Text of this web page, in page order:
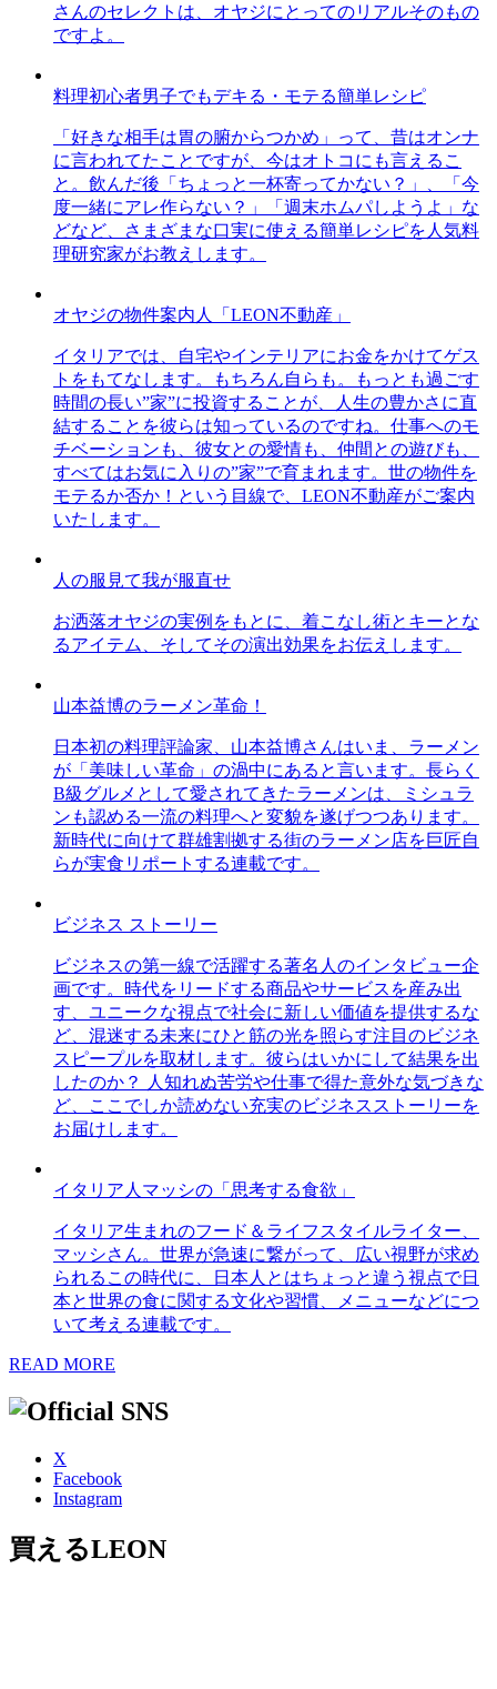
さんのセレクトは、オヤジにとってのリアルそのもの
ですよ。
料理初心者男子でもデキる・モテる簡単レシピ
「好きな相手は胃の腑からつかめ」って、昔はオンナ
に言われてたことですが、今はオトコにも言えるこ
と。飲んだ後「ちょっと一杯寄ってかない？」、「今
度一緒にアレ作らない？」「週末ホムパしようよ」な
どなど、さまざまな口実に使える簡単レシピを人気料
理研究家がお教えします。
オヤジの物件案内人「LEON不動産」
イタリアでは、自宅やインテリアにお金をかけてゲス
トをもてなします。もちろん自らも。もっとも過ごす
時間の長い”家”に投資することが、人生の豊かさに直
結することを彼らは知っているのですね。仕事へのモ
チベーションも、彼女との愛情も、仲間との遊びも、
すべてはお気に入りの”家”で育まれます。世の物件を
モテるか否か！という目線で、LEON不動産がご案内
いたします。
人の服見て我が服直せ
お洒落オヤジの実例をもとに、着こなし術とキーとな
るアイテム、そしてその演出効果をお伝えします。
山本益博のラーメン革命！
日本初の料理評論家、山本益博さんはいま、ラーメン
が「美味しい革命」の渦中にあると言います。長らく
B級グルメとして愛されてきたラーメンは、ミシュラ
ンも認める一流の料理へと変貌を遂げつつあります。
新時代に向けて群雄割拠する街のラーメン店を巨匠自
らが実食リポートする連載です。
ビジネス ストーリー
ビジネスの第一線で活躍する著名人のインタビュー企
画です。時代をリードする商品やサービスを産み出
す、ユニークな視点で社会に新しい価値を提供するな
ど、混迷する未来にひと筋の光を照らす注目のビジネ
スピープルを取材します。彼らはいかにして結果を出
したのか？ 人知れぬ苦労や仕事で得た意外な気づきな
ど、ここでしか読めない充実のビジネスストーリーを
お届けします。
イタリア人マッシの「思考する食欲」
イタリア生まれのフード＆ライフスタイルライター、
マッシさん。世界が急速に繋がって、広い視野が求め
られるこの時代に、日本人とはちょっと違う視点で日
本と世界の食に関する文化や習慣、メニューなどにつ
いて考える連載です。
READ MORE
X
Facebook
Instagram
買えるLEON